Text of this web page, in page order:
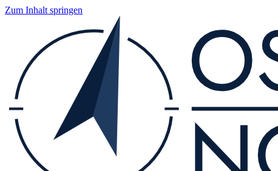
Zum Inhalt springen